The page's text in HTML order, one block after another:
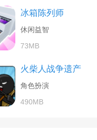
冰箱陈列师
休闲益智
73MB
火柴人战争遗产
角色扮演
490MB